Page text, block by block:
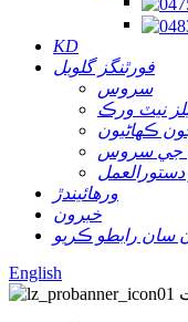
KD
فورٿنگز گلوبل
سروس
نيٽ ورڪ
ڪهاڻيون
جي سروس
ورهائيندڙ
خبرون
سان رابطو ڪريو
English